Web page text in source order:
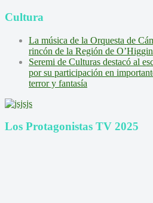
Cultura
La música de la Orquesta de
rincón de la Región de
Seremi de Culturas destacó al
por su participación en
terror y fantasía
Los Protagonistas TV 2025